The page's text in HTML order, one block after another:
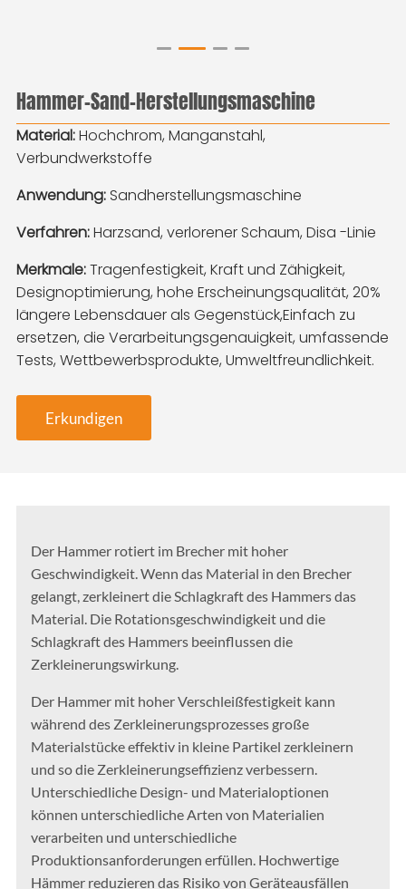
Hammer-Sand-Herstellungsmaschine
Material:Hochchrom, Manganstahl,
Verbundwerkstoffe
Anwendung:Sandherstellungsmaschine
Verfahren:Harzsand, verlorener Schaum, Disa -Linie
Merkmale:Tragenfestigkeit, Kraft und Zähigkeit,
Designoptimierung, hohe Erscheinungsqualität, 20%
längere Lebensdauer als Gegenstück,Einfach zu
ersetzen, die Verarbeitungsgenauigkeit, umfassende
Tests, Wettbewerbsprodukte, Umweltfreundlichkeit.
Erkundigen
Der Hammer rotiert im Brecher mit hoher
Geschwindigkeit. Wenn das Material in den Brecher
gelangt, zerkleinert die Schlagkraft des Hammers das
Material. Die Rotationsgeschwindigkeit und die
Schlagkraft des Hammers beeinflussen die
Zerkleinerungswirkung.
Der Hammer mit hoher Verschleißfestigkeit kann
während des Zerkleinerungsprozesses große
Materialstücke effektiv in kleine Partikel zerkleinern
und so die Zerkleinerungseffizienz verbessern.
Unterschiedliche Design- und Materialoptionen
können unterschiedliche Arten von Materialien
verarbeiten und unterschiedliche
Produktionsanforderungen erfüllen. Hochwertige
Hämmer reduzieren das Risiko von Geräteausfällen